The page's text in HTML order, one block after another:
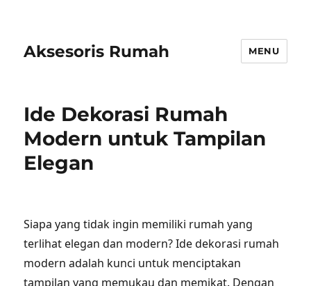
Aksesoris Rumah MENU
Ide Dekorasi Rumah
Modern untuk Tampilan
Elegan
Siapa yang tidak ingin memiliki rumah yang
terlihat elegan dan modern? Ide dekorasi rumah
modern adalah kunci untuk menciptakan
tampilan yang memukau dan memikat. Dengan